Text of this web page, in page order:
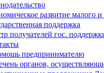
развитие малого и
поддержка
получателей гос.
предпринимателю
органов,